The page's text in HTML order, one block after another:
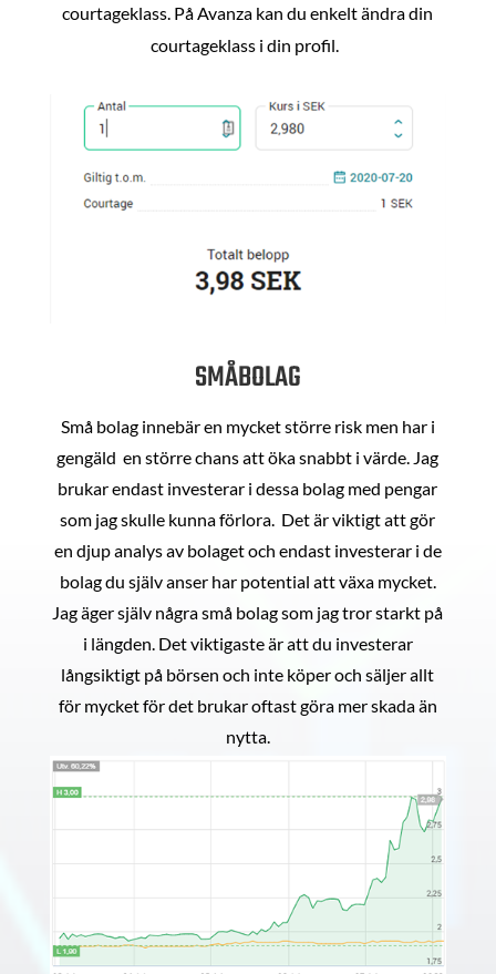
courtageklass. På Avanza kan du enkelt ändra din
courtageklass i din profil.
SMÅBOLAG
Små bolag innebär en mycket större risk men har i
gengäld en större chans att öka snabbt i värde. Jag
brukar endast investerar i dessa bolag med pengar
som jag skulle kunna förlora. Det är viktigt att gör
en djup analys av bolaget och endast investerar i de
bolag du själv anser har potential att växa mycket.
Jag äger själv några små bolag som jag tror starkt på
i längden. Det viktigaste är att du investerar
långsiktigt på börsen och inte köper och säljer allt
för mycket för det brukar oftast göra mer skada än
nytta.